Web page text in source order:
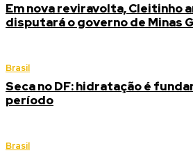
Em nova reviravolta, Cleitinho
disputará o governo de Minas
Brasil
Seca no DF: hidratação é
período
Brasil